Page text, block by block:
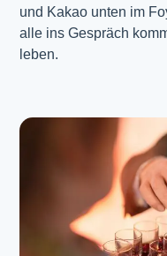
und Kakao unten im
alle ins Gespräch
leben.